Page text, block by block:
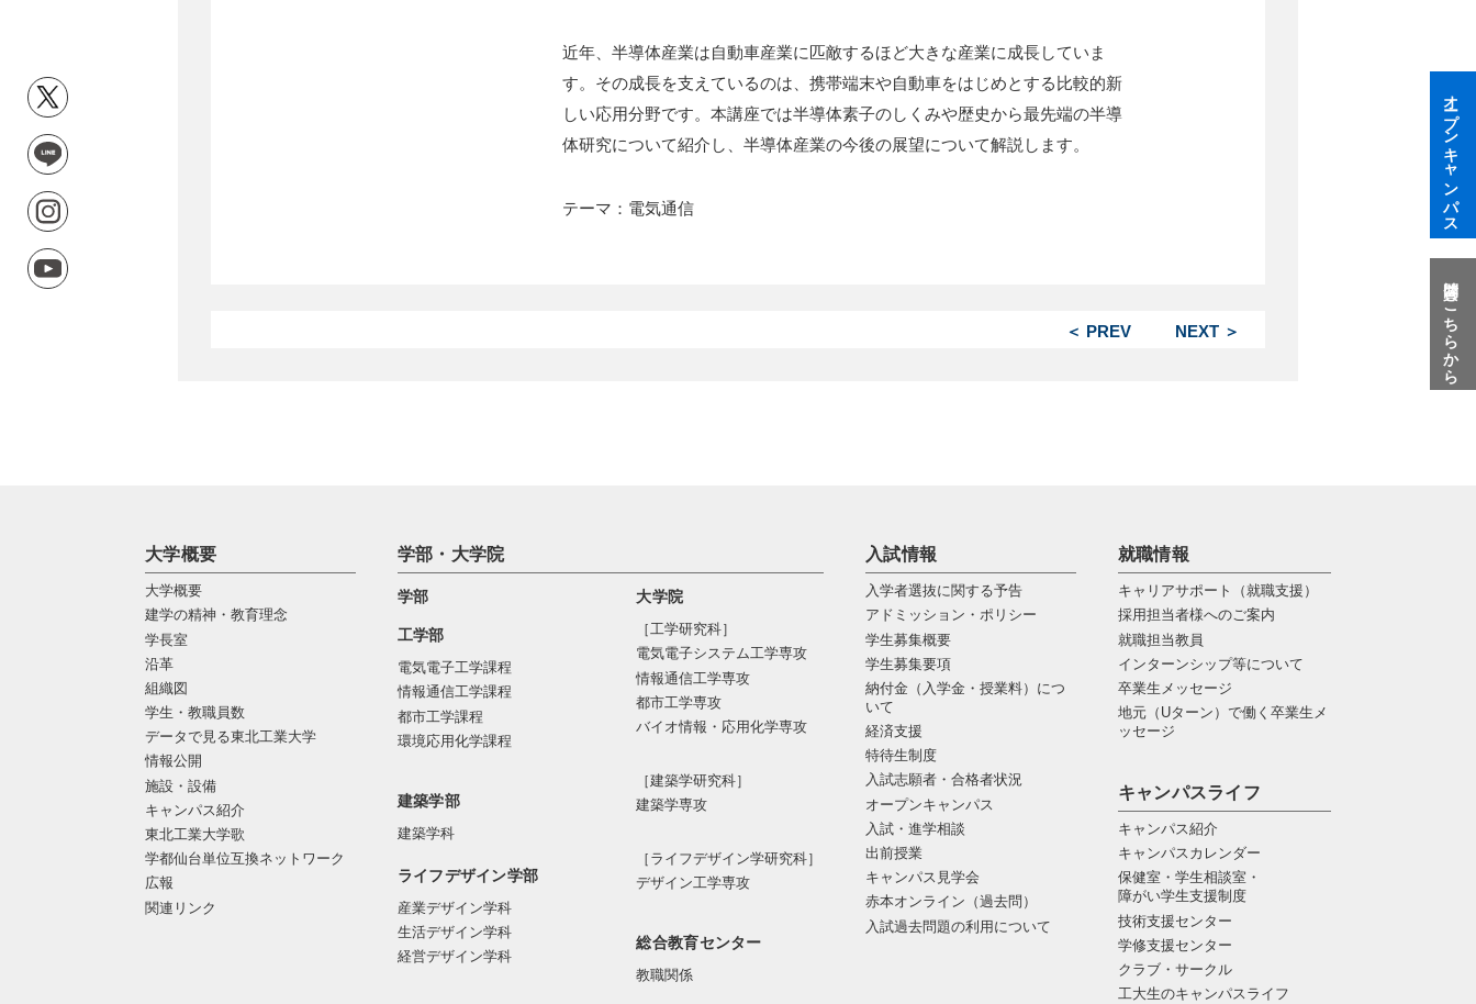
近年、半導体産業は自動車産業に匹敵するほど大きな産業に成長していま
す。その成長を支えているのは、携帯端末や自動車をはじめとする比較的新
しい応用分野です。本講座では半導体素子のしくみや歴史から最先端の半導
体研究について紹介し、半導体産業の今後の展望について解説します。
テーマ：電気通信
NEXT ＞
＜ PREV
大学概要
大学概要
建学の精神・教育理念
学長室
沿革
組織図
学生・教職員数
データで見る東北工業大学
情報公開
施設・設備
キャンパス紹介
東北工業大学歌
学都仙台単位互換ネットワーク
広報
関連リンク
学部・大学院
学部
工学部
電気電子工学課程
情報通信工学課程
都市工学課程
環境応用化学課程
建築学部
建築学科
ライフデザイン学部
産業デザイン学科
生活デザイン学科
経営デザイン学科
大学院
［工学研究科］
電気電⼦システム⼯学専攻
情報通信⼯学専攻
都市⼯学専攻
バイオ情報・応⽤化学専攻
［建築学研究科］
建築学専攻
［ライフデザイン学研究科］
デザイン工学専攻
総合教育センター
教職関係
入試情報
入学者選抜に関する予告
アドミッション・ポリシー
学生募集概要
学生募集要項
納付金（入学金・授業料）につ
いて
経済支援
特待生制度
入試志願者・合格者状況
オープンキャンパス
入試・進学相談
出前授業
キャンパス見学会
赤本オンライン（過去問）
入試過去問題の利用について
就職情報
キャリアサポート（就職支援）
採用担当者様へのご案内
就職担当教員
インターンシップ等について
卒業生メッセージ
地元（Uターン）で働く卒業生メ
ッセージ
キャンパスライフ
キャンパス紹介
キャンパスカレンダー
保健室・学生相談室・
障がい学生支援制度
技術支援センター
学修支援センター
クラブ・サークル
工大生のキャンパスライフ
オープンキャンパス
質問はこちらから